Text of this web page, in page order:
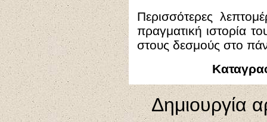
Περισσότερες
πραγματική ιστορία
στους δεσμούς στο
Δημιουργία